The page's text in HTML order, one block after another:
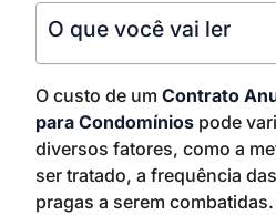
O que você vai ler
O custo de um Contrato
para Condomínios pode
diversos fatores, como a
ser tratado, a frequência
pragas a serem